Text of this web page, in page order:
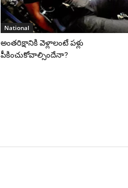
National
అంతరిక్షానికి వెళ్లాలంటే పళ్లు
పీకించుకోవాల్సిందేనా?